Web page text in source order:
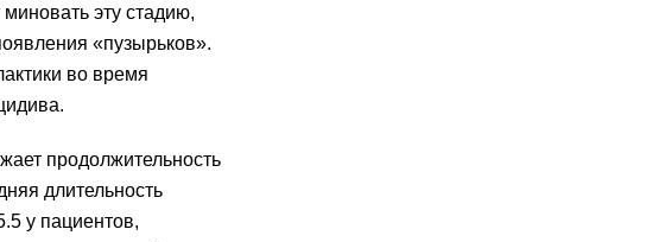
эту стадию,
«пузырьков».
во время
продолжительность
длительность
у пациентов,